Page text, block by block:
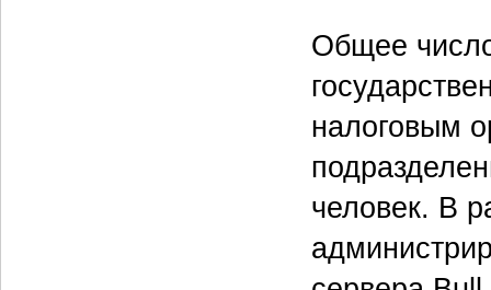
Общее
налоговым
человек. В